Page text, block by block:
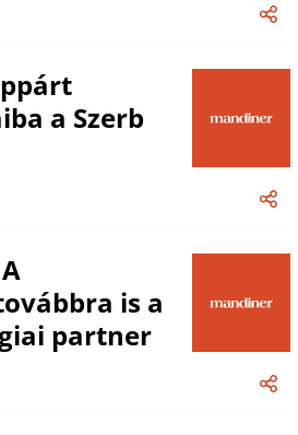
a Szerb
is a
partner